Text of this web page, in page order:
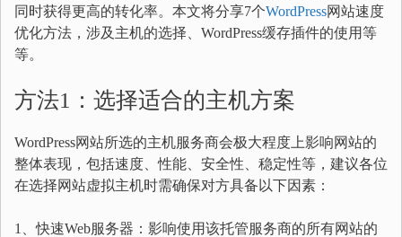
同时获得更高的转化率。本文将分享7个WordPress网站速度
优化方法，涉及主机的选择、WordPress缓存插件的使用等
等。
方法1：选择适合的主机方案
WordPress网站所选的主机服务商会极大程度上影响网站的
整体表现，包括速度、性能、安全性、稳定性等，建议各位
在选择网站虚拟主机时需确保对方具备以下因素：
1、快速Web服务器：影响使用该托管服务商的所有网站的